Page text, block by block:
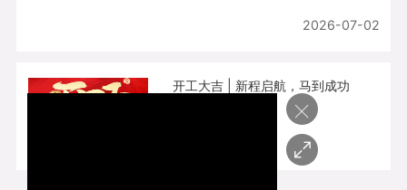
2026-07-02
开工大吉 | 新程启航，马到成功
×